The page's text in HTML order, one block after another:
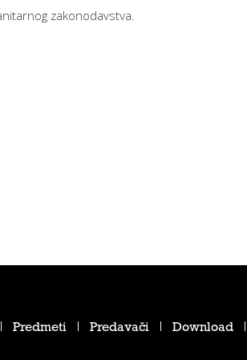
zakonodavstva.
Predmeti Predavači Download